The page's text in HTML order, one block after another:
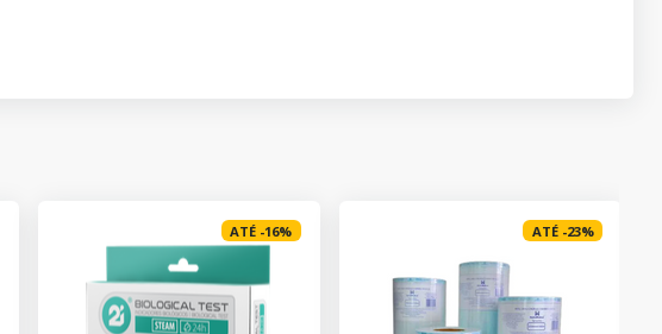
ATÉ -16% ATÉ -23%